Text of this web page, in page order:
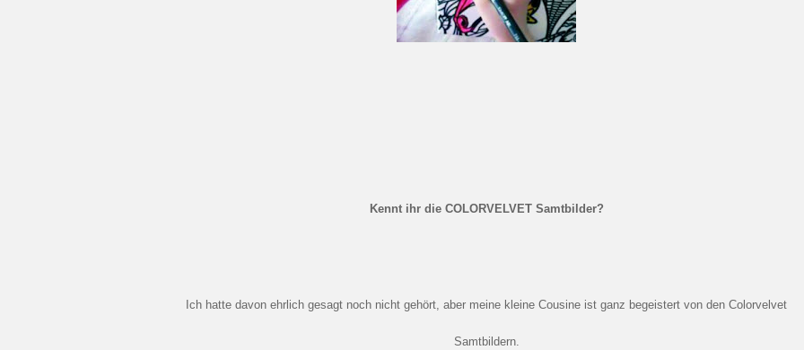
Kennt ihr die COLORVELVET Samtbilder?
Samtbildern.